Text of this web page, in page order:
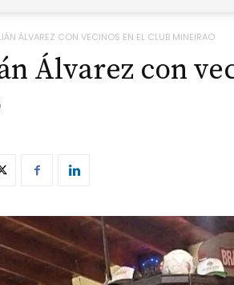
ÁLVAREZ CON VECINOS EN EL CLUB MINEIRAO
Álvarez con